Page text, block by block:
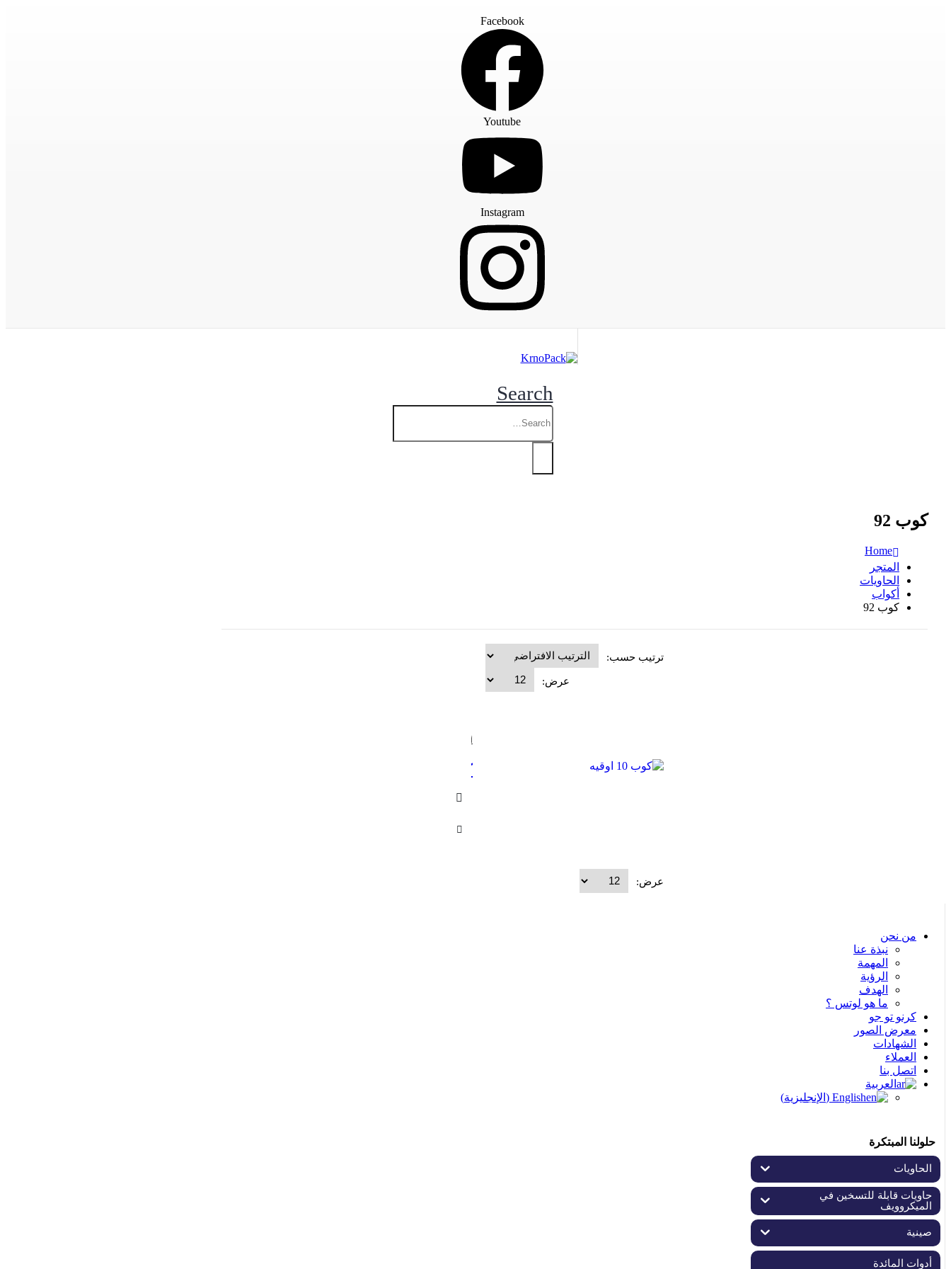
Facebook
Youtube
Instagram
Search
كوب 92
Home
المتجر
الحاويات
أكواب
كوب 92
ترتيب حسب:
عرض:
عرض:
من نحن
نبذة عنا
المهمة
الرؤية
الهدف
ما هو لوتس ؟
كرنو تو جو
معرض الصور
الشهادات
العملاء
اتصل بنا
العربية
English
( الإنجليزية)
حلولنا المبتكرة
الحاويات
حاويات قابلة للتسخين في
الميكروويف
صينية
أدوات المائدة